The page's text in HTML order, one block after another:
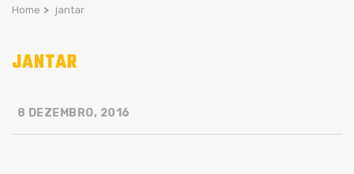
Home > jantar
JANTAR
8 DEZEMBRO, 2016